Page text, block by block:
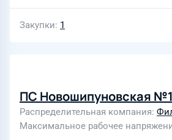
Закупки 1
ПС Новошипуновская
Распределительная компания
Максимальное рабочее